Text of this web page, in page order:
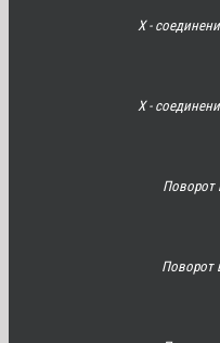
Х -
Х -
Поворот
Поворот